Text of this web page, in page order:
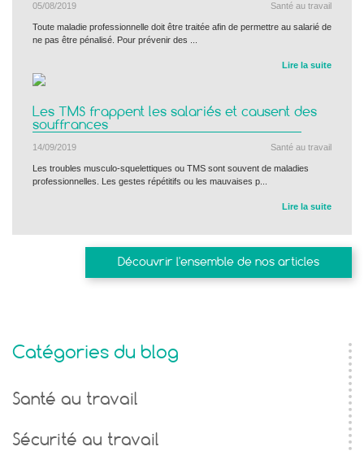
Catégories du blog
Santé au travail
Sécurité au travail
05/08/2019 Santé au travail
Toute maladie professionnelle doit être traitée afin de permettre au salarié de
ne pas être pénalisé. Pour prévenir des ...
Lire la suite
Les TMS frappent les salariés et causent des
souffrances
14/09/2019 Santé au travail
Les troubles musculo-squelettiques ou TMS sont souvent de maladies
professionnelles. Les gestes répétitifs ou les mauvaises p...
Lire la suite
Découvrir l'ensemble de nos articles